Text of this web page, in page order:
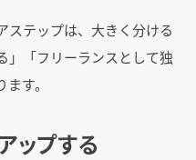
ステップは、大きく分ける
」「フリーランスとして独
す。
ップする